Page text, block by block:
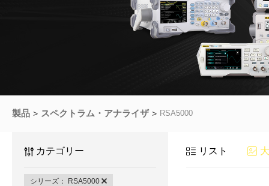
製品 スペクトラム・アナライザ RSA5000
カテゴリー
シリーズ： RSA5000
リスト